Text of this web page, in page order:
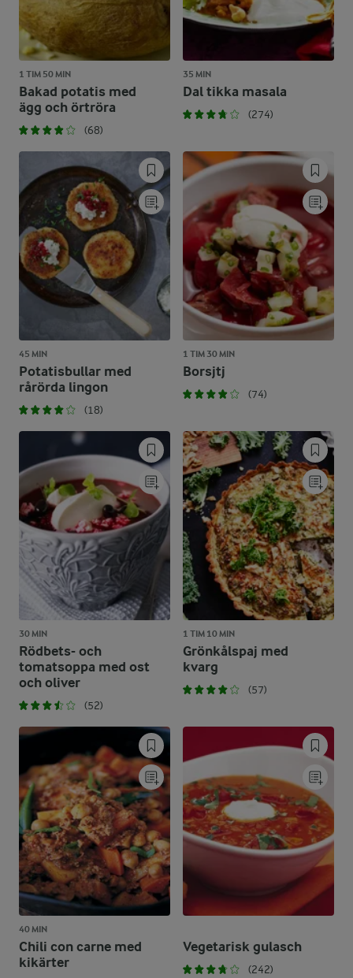
1 TIM 50 MIN
Bakad potatis med
ägg och örtröra
(68)
35 MIN
Dal tikka masala
(274)
45 MIN
Potatisbullar med
rårörda lingon
(18)
1 TIM 30 MIN
Borsjtj
(74)
30 MIN
Rödbets- och
tomatsoppa med ost
och oliver
(52)
1 TIM 10 MIN
Grönkålspaj med
kvarg
(57)
40 MIN
Chili con carne med
kikärter
Vegetarisk gulasch
(242)